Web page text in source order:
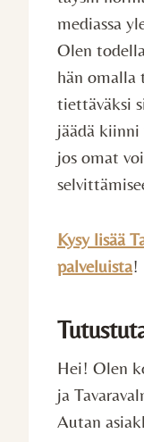
mediassa
Olen
hän omalla
tiettäväksi
jäädä kiinni
jos omat
Kysy lisää
palveluista!
Hei! Olen
ja
Autan